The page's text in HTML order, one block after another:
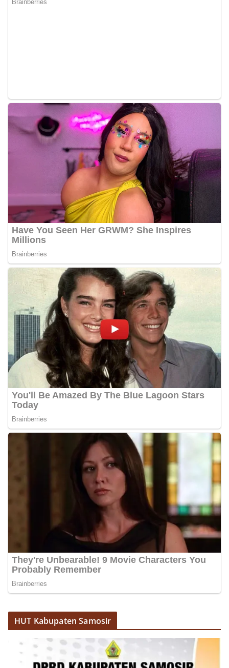
keramaian warga.‎‎Dengan adanya deteksi dini ini,
diharapkan potensi gangguan keamanan dapat
diantisipasi sejak awal sehingga situasi di
Kelurahan Sunggal tetap terjaga aman, tertib,
dan kondusif hingga puncak perayaan HUT
Kemerdekaan RI berlangsung.‎‎Wujud Kedekatan
Polri dengan Masyarakat‎Kegiatan sambang Door
to Door System ini merupakan salah satu bentuk
implementasi program Polri Presisi yang
mengedepankan kehadiran dan kedekatan
personel Kepolisian dengan masyarakat. Melalui
kegiatan semacam ini, Bhabinkamtibmas tidak
hanya berperan sebagai penyampai informasi
dan imbauan, tetapi juga sebagai mitra
masyarakat dalam menjaga keamanan lingkungan
secara bersama-sama.‎‎Kehadiran
Bhabinkamtibmas di tengah-tengah warga
diharapkan dapat semakin mempererat
hubungan kemitraan antara Polri dan
masyarakat, sekaligus membangun kesadaran
kolektif warga akan pentingnya menjaga
keamanan, ketertiban, dan kekompakan
lingkungan, khususnya dalam menyambut
momentum bersejarah HUT Kemerdekaan
Republik Indonesia.‎Kegiatan sambang ini
rencananya akan terus dilaksanakan secara rutin
oleh Bhabinkamtibmas di wilayah Kelurahan
Sunggal sebagai bagian dari upaya menciptakan
situasi Kamtibmas yang aman dan kondusif,
sekaligus menumbuhkan semangat nasionalisme
Ini Alasan Plh Sekda Medan Sarankan Jhon Ester
Lase Segera Dievaluasi
Percepat Penanganan Infrastruktur Kota Medan,
Dinas SDABMBK Perkuat Sinergi dengan
HUT Kabupaten Samosir